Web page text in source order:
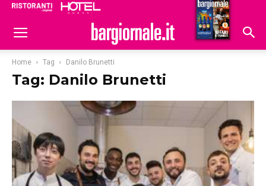
Hoteldomani
Home Tag Danilo Brunetti
Tag: Danilo Brunetti